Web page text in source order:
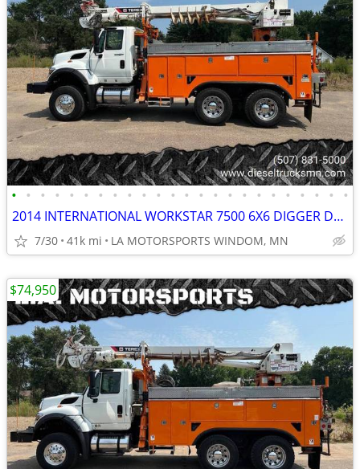
• • • • • • • • • • • • • • • • • • • • • • • •
2014 INTERNATIONAL WORKSTAR 7500 6X6 DIGGER DERRICK 40K MILES AUTO
7/30 41k mi LA MOTORSPORTS WINDOM, MN
$74,950